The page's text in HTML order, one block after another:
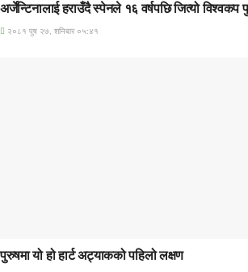
अर्जेन्टिनालाई हराउँदै स्पेनले १६ वर्षपछि जित्यो
२०८१ पुष २७, शनिबार ०५:४१
पुरुषमा यो हो हार्ट अट्याकको पहिलो लक्षण